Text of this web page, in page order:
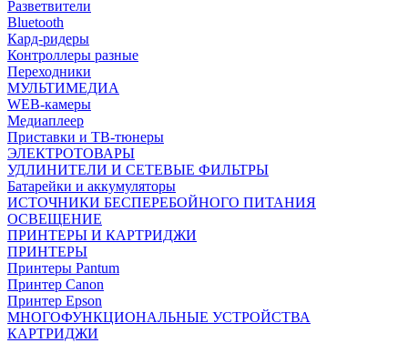
Разветвители
Bluetooth
Кард-ридеры
Контроллеры разные
Переходники
МУЛЬТИМЕДИА
WEB-камеры
Медиаплеер
Приставки и ТВ-тюнеры
ЭЛЕКТРОТОВАРЫ
УДЛИНИТЕЛИ И СЕТЕВЫЕ ФИЛЬТРЫ
Батарейки и аккумуляторы
ИСТОЧНИКИ БЕСПЕРЕБОЙНОГО ПИТАНИЯ
ОСВЕЩЕНИЕ
ПРИНТЕРЫ И КАРТРИДЖИ
ПРИНТЕРЫ
Принтеры Pantum
Принтер Canon
Принтер Epson
МНОГОФУНКЦИОНАЛЬНЫЕ УСТРОЙСТВА
КАРТРИДЖИ